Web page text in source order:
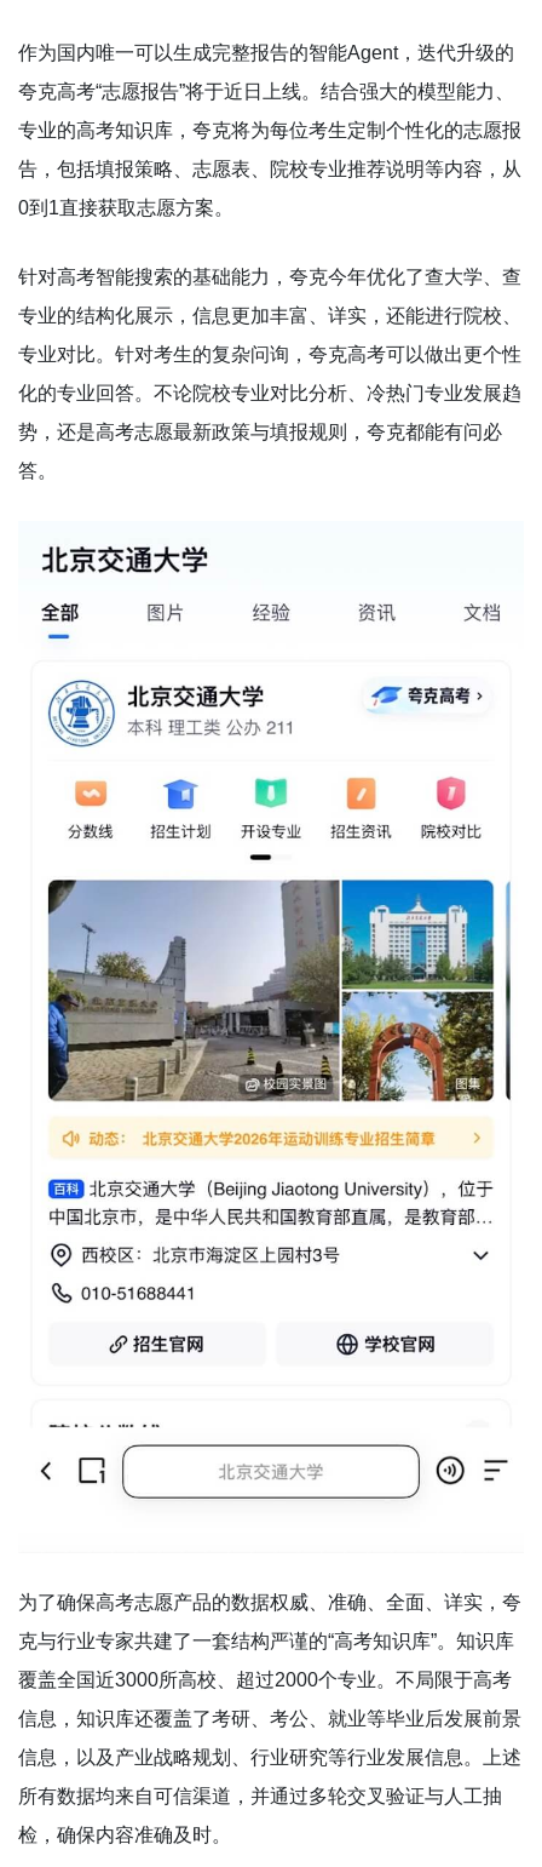
作为国内唯一可以生成完整报告的智能Agent，迭代升级的
夸克高考“志愿报告”将于近日上线。结合强大的模型能力、
专业的高考知识库，夸克将为每位考生定制个性化的志愿报
告，包括填报策略、志愿表、院校专业推荐说明等内容，从
0到1直接获取志愿方案。
针对高考智能搜索的基础能力，夸克今年优化了查大学、查
专业的结构化展示，信息更加丰富、详实，还能进行院校、
专业对比。针对考生的复杂问询，夸克高考可以做出更个性
化的专业回答。不论院校专业对比分析、冷热门专业发展趋
势，还是高考志愿最新政策与填报规则，夸克都能有问必
答。
为了确保高考志愿产品的数据权威、准确、全面、详实，夸
克与行业专家共建了一套结构严谨的“高考知识库”。知识库
覆盖全国近3000所高校、超过2000个专业。不局限于高考
信息，知识库还覆盖了考研、考公、就业等毕业后发展前景
信息，以及产业战略规划、行业研究等行业发展信息。上述
所有数据均来自可信渠道，并通过多轮交叉验证与人工抽
检，确保内容准确及时。